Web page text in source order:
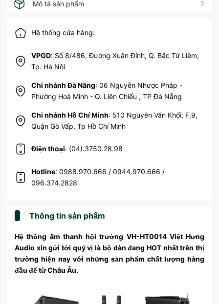
Mô tả sản phẩm
Hệ thống cửa hàng:
VPGD: Số 8/486, Đường Xuân Đỉnh, Q. Bắc Từ Liêm,
Tp. Hà Nội
Chi nhánh Đà Nãng: 06 Nguyễn Nhược Pháp -
Phường Hoà Minh - Q. Liên Chiểu , TP Đà Nẵng
Chi nhánh Hồ Chí Minh: 510 Nguyễn Văn Khối, F.9,
Quận Gò Vấp, Tp Hồ Chí Minh
Điện thoại: (04).3750.28.98
Hotline: 0988.970.666 / 0944.970.666 /
096.374.2828
Thông tin sản phẩm
Hệ thống âm thanh hội trường VH-HT0014 Việt Hưng
Audio xin gửi tới quý vị là bộ dàn đang HOT nhất trên thị
trường hiện nay với những sản phẩm chất lượng hàng
đầu để từ Châu Âu.